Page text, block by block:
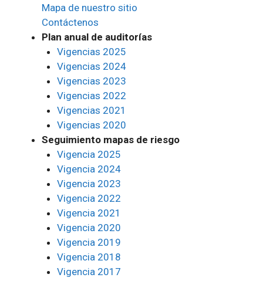
Mapa de nuestro sitio
Contáctenos
Plan anual de auditorías
Vigencias 2025
Vigencias 2024
Vigencias 2023
Vigencias 2022
Vigencias 2021
Vigencias 2020
Seguimiento mapas de riesgo
Vigencia 2025
Vigencia 2024
Vigencia 2023
Vigencia 2022
Vigencia 2021
Vigencia 2020
Vigencia 2019
Vigencia 2018
Vigencia 2017